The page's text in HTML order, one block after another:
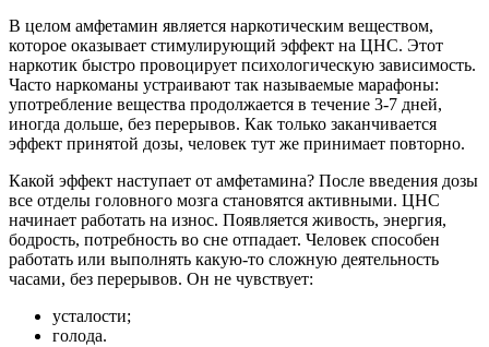
В целом амфетамин является наркотическим веществом,
которое оказывает стимулирующий эффект на ЦНС. Этот
наркотик быстро провоцирует психологическую зависимость.
Часто наркоманы устраивают так называемые марафоны:
употребление вещества продолжается в течение 3-7 дней,
иногда дольше, без перерывов. Как только заканчивается
эффект принятой дозы, человек тут же принимает повторно.
Какой эффект наступает от амфетамина? После введения дозы
все отделы головного мозга становятся активными. ЦНС
начинает работать на износ. Появляется живость, энергия,
бодрость, потребность во сне отпадает. Человек способен
работать или выполнять какую-то сложную деятельность
часами, без перерывов. Он не чувствует:
усталости;
голода.